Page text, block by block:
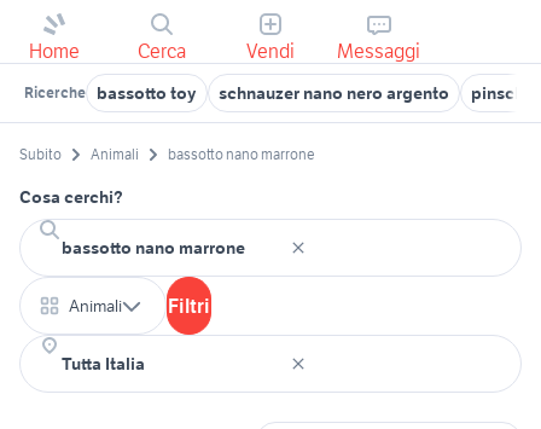
Home Cerca Vendi Messaggi
Ricerche bassotto toy schnauzer nano nero argento
Subito Animali bassotto nano marrone
Cosa cerchi?
Animali Filtri